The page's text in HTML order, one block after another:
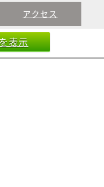
アクセス
表示